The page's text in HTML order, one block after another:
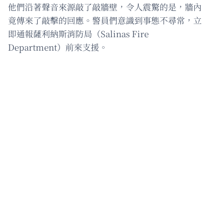
他們沿著聲音來源敲了敲牆壁，令人震驚的是，牆內
竟傳來了敲擊的回應。警員們意識到事態不尋常，立
即通報薩利納斯消防局（Salinas Fire
Department）前來支援。